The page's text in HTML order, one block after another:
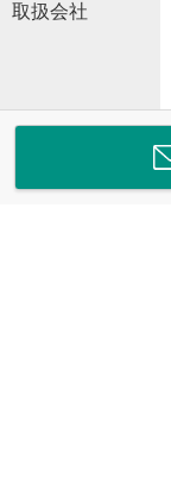
取扱会社